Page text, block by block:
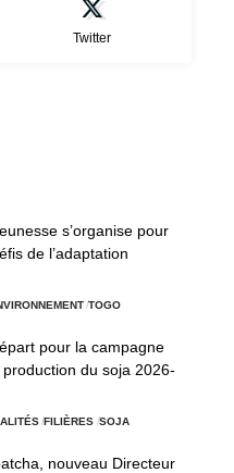
Twitter
s’organise pour
de l’adaptation
TOGO
pour la campagne
du soja 2026-
FILIÈRES SOJA
nouveau Directeur